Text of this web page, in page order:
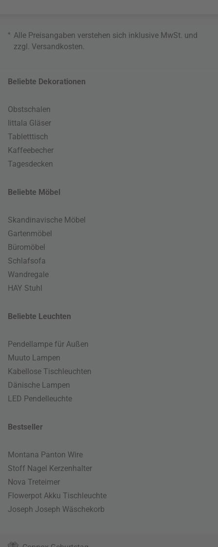
* Alle Preisangaben verstehen sich inklusive MwSt. und
zzgl. Versandkosten.
Beliebte Dekorationen
Obstschalen
Iittala Gläser
Tabletttisch
Kaffeebecher
Tagesdecken
Beliebte Möbel
Skandinavische Möbel
Gartenmöbel
Büromöbel
Schlafsofa
Wandregale
HAY Stuhl
Beliebte Leuchten
Pendellampe für Außen
Muuto Lampen
Kabellose Tischleuchten
Dänische Lampen
LED Pendelleuchte
Bestseller
Montana Panton Wire
Stoff Nagel Kerzenhalter
Nova Treteimer
Flowerpot Akku Tischleuchte
Joseph Joseph Wäschekorb